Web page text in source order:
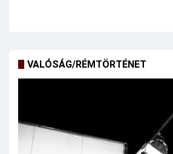
VALÓSÁG/RÉMTÖRTÉNET